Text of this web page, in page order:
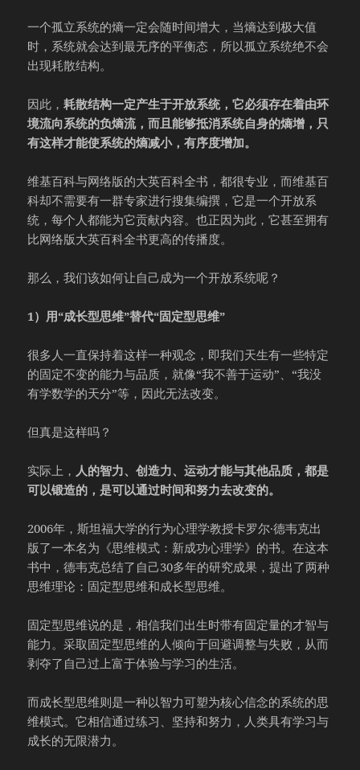
一个孤立系统的熵一定会随时间增大，当熵达到极大值
时，系统就会达到最无序的平衡态，所以孤立系统绝不会
出现耗散结构。
因此，耗散结构一定产生于开放系统，它必须存在着由环
境流向系统的负熵流，而且能够抵消系统自身的熵增，只
有这样才能使系统的熵减小，有序度增加。
维基百科与网络版的大英百科全书，都很专业，而维基百
科却不需要有一群专家进行搜集编撰，它是一个开放系
统，每个人都能为它贡献内容。也正因为此，它甚至拥有
比网络版大英百科全书更高的传播度。
那么，我们该如何让自己成为一个开放系统呢？
1）用“成长型思维”替代“固定型思维”
很多人一直保持着这样一种观念，即我们天生有一些特定
的固定不变的能力与品质，就像“我不善于运动”、“我没
有学数学的天分”等，因此无法改变。
但真是这样吗？
实际上， 人的智力、创造力、运动才能与其他品质，都是
可以锻造的，是可以通过时间和努力去改变的。
2006年，斯坦福大学的行为心理学教授卡罗尔·德韦克出
版了一本名为《思维模式：新成功心理学》的书。在这本
书中，德韦克总结了自己30多年的研究成果，提出了两种
思维理论：固定型思维和成长型思维。
固定型思维说的是，相信我们出生时带有固定量的才智与
能力。采取固定型思维的人倾向于回避调整与失败，从而
剥夺了自己过上富于体验与学习的生活。
而成长型思维则是一种以智力可塑为核心信念的系统的思
维模式。它相信通过练习、坚持和努力，人类具有学习与
成长的无限潜力。